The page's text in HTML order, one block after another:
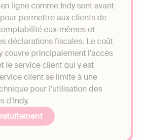
ligne comme Indy sont avant
permettre aux clients de
eux-mêmes et
déclarations fiscales. Le coût
couvre principalement l'accès
le service client qui y est
client se limite à une
pour l'utilisation des
d'Indy.